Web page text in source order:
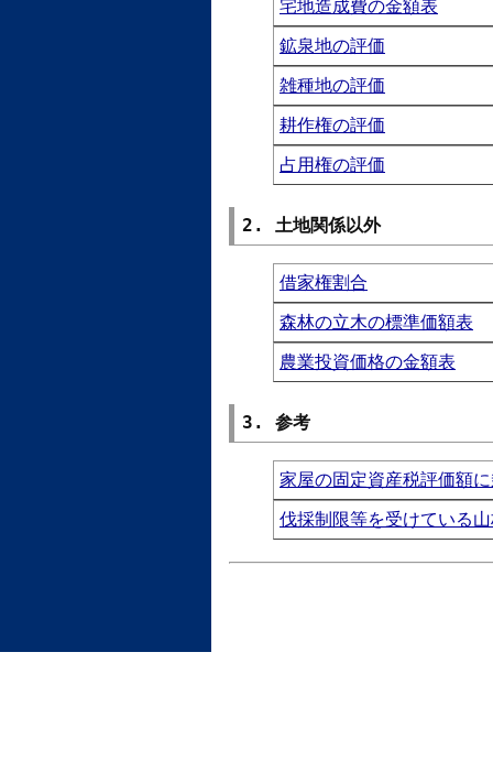
宅地造成費の金額表
鉱泉地の評価
雑種地の評価
耕作権の評価
占用権の評価
2. 土地関係以外
借家権割合
森林の立木の標準価額表
農業投資価格の金額表
3. 参考
家屋の固定資産税評価額
伐採制限等を受けている